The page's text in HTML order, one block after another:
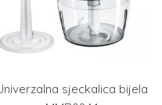
sjeckalica bijela